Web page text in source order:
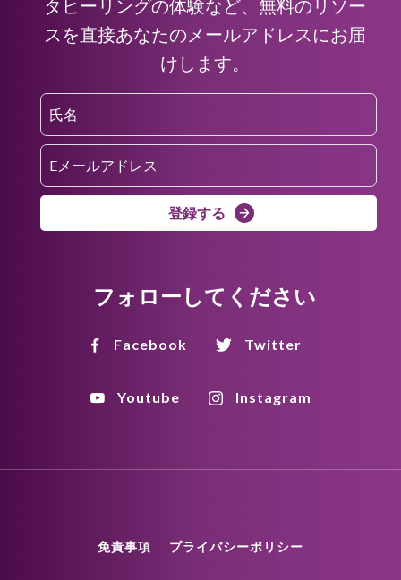
タヒーリングの体験など、無料のリソー
スを直接あなたのメールアドレスにお届
けします。
登録する
フォローしてください
Facebook Twitter
Youtube Instagram
免責事項 プライバシーポリシー